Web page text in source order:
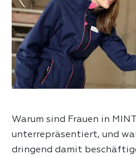
Warum sind Frauen in
unterrepräsentiert, und
dringend damit